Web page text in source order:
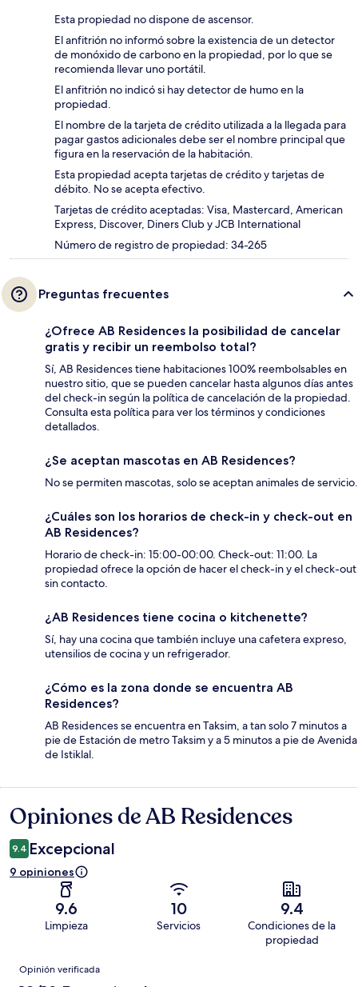
Esta propiedad no dispone de ascensor.
El anfitrión no informó sobre la existencia de un detector
de monóxido de carbono en la propiedad, por lo que se
recomienda llevar uno portátil.
El anfitrión no indicó si hay detector de humo en la
propiedad.
El nombre de la tarjeta de crédito utilizada a la llegada para
pagar gastos adicionales debe ser el nombre principal que
figura en la reservación de la habitación.
Esta propiedad acepta tarjetas de crédito y tarjetas de
débito. No se acepta efectivo.
Tarjetas de crédito aceptadas: Visa, Mastercard, American
Express, Discover, Diners Club y JCB International
Número de registro de propiedad: 34-265
Preguntas frecuentes
¿Ofrece AB Residences la posibilidad de cancelar
gratis y recibir un reembolso total?
Sí, AB Residences tiene habitaciones 100% reembolsables en
nuestro sitio, que se pueden cancelar hasta algunos días antes
del check-in según la política de cancelación de la propiedad.
Consulta esta política para ver los términos y condiciones
detallados.
¿Se aceptan mascotas en AB Residences?
No se permiten mascotas, solo se aceptan animales de servicio.
¿Cuáles son los horarios de check-in y check-out en
AB Residences?
Horario de check-in: 15:00-00:00. Check-out: 11:00. La
propiedad ofrece la opción de hacer el check-in y el check-out
sin contacto.
¿AB Residences tiene cocina o kitchenette?
Sí, hay una cocina que también incluye una cafetera expreso,
utensilios de cocina y un refrigerador.
¿Cómo es la zona donde se encuentra AB
Residences?
AB Residences se encuentra en Taksim, a tan solo 7 minutos a
pie de Estación de metro Taksim y a 5 minutos a pie de Avenida
de Istiklal.
Opiniones
Opiniones de AB Residences
9.4 Excepcional
9 opiniones
9.6
Limpieza
10
Servicios
9.4
Condiciones de la
propiedad
Opiniones
Opinión verificada